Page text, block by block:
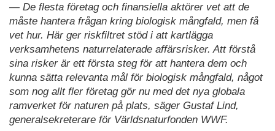
— De flesta företag och finansiella aktörer vet att de
måste hantera frågan kring biologisk mångfald, men få
vet hur. Här ger riskfiltret stöd i att kartlägga
verksamhetens naturrelaterade affärsrisker. Att förstå
sina risker är ett första steg för att hantera dem och
kunna sätta relevanta mål för biologisk mångfald, något
som nog allt fler företag gör nu med det nya globala
ramverket för naturen på plats, säger Gustaf Lind,
generalsekreterare för Världsnaturfonden WWF.